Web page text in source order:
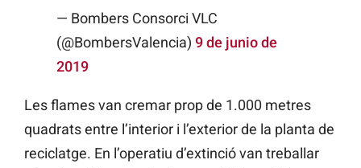
— Bombers Consorci VLC
(@BombersValencia) 9 de junio de
2019
Les flames van cremar prop de 1.000 metres
quadrats entre l’interior i l’exterior de la planta de
reciclatge. En l’operatiu d’extinció van treballar